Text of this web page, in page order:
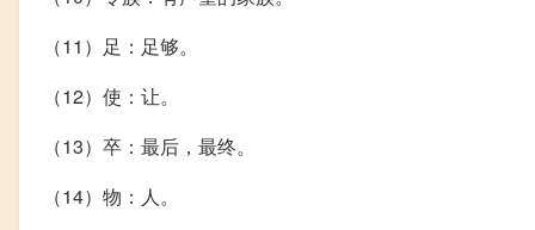
（11）足：足够。
（12）使：让。
（13）卒：最后，最终。
（14）物：人。